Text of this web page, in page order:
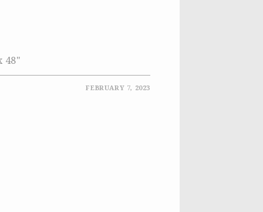
48"
FEBRUARY 7, 2023